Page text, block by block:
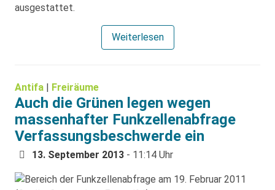
ausgestattet.
Weiterlesen
Antifa Freiräume
Auch die Grünen legen wegen
massenhafter Funkzellenabfrage
Verfassungsbeschwerde ein
13. September 2013 - 11:14 Uhr